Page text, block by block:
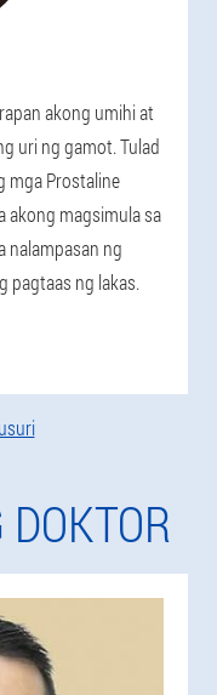
akong umihi at
uri ng gamot. Tulad
mga Prostaline
akong magsimula sa
nalampasan ng
pagtaas ng lakas.